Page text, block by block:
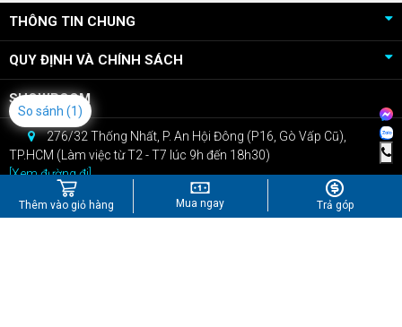
Thêm vào giỏ hàng Mua ngay Trả góp
THÔNG TIN CHUNG
QUY ĐỊNH VÀ CHÍNH SÁCH
SHOWROOM
276/32 Thống Nhất, P. An Hội Đông (P16, Gò Vấp Cũ),
TP.HCM (Làm việc từ T2 - T7 lúc 9h đến 18h30)
[Xem đường đi]
CSKH: 0909.22.66.07
Bán hàng: 0967.434.407
So sánh (1)